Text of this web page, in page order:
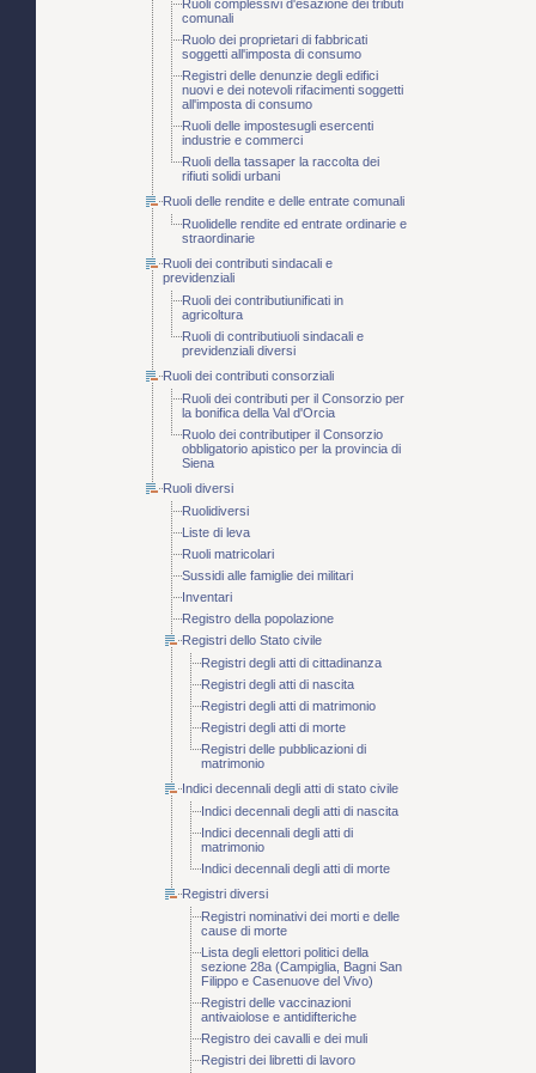
Ruoli complessivi d'esazione dei tributi
comunali
Ruolo dei proprietari di fabbricati
soggetti all'imposta di consumo
Registri delle denunzie degli edifici
nuovi e dei notevoli rifacimenti soggetti
all'imposta di consumo
Ruoli delle impostesugli esercenti
industrie e commerci
Ruoli della tassaper la raccolta dei
rifiuti solidi urbani
Ruoli delle rendite e delle entrate comunali
Ruolidelle rendite ed entrate ordinarie e
straordinarie
Ruoli dei contributi sindacali e
previdenziali
Ruoli dei contributiunificati in
agricoltura
Ruoli di contributiuoli sindacali e
previdenziali diversi
Ruoli dei contributi consorziali
Ruoli dei contributi per il Consorzio per
la bonifica della Val d'Orcia
Ruolo dei contributiper il Consorzio
obbligatorio apistico per la provincia di
Siena
Ruoli diversi
Ruolidiversi
Liste di leva
Ruoli matricolari
Sussidi alle famiglie dei militari
Inventari
Registro della popolazione
Registri dello Stato civile
Registri degli atti di cittadinanza
Registri degli atti di nascita
Registri degli atti di matrimonio
Registri degli atti di morte
Registri delle pubblicazioni di
matrimonio
Indici decennali degli atti di stato civile
Indici decennali degli atti di nascita
Indici decennali degli atti di
matrimonio
Indici decennali degli atti di morte
Registri diversi
Registri nominativi dei morti e delle
cause di morte
Lista degli elettori politici della
sezione 28a (Campiglia, Bagni San
Filippo e Casenuove del Vivo)
Registri delle vaccinazioni
antivaiolose e antidifteriche
Registro dei cavalli e dei muli
Registri dei libretti di lavoro